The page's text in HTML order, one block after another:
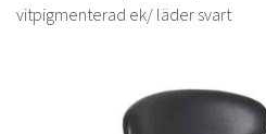
vitpigmenterad ek/ läder svart